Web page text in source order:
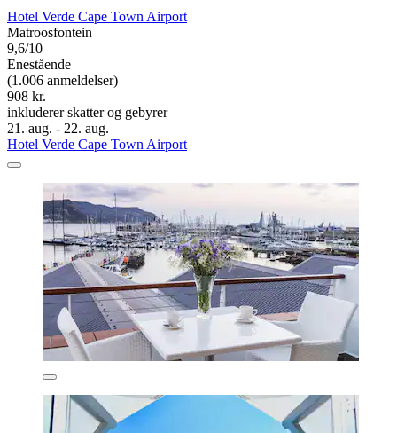
Hotel Verde Cape Town Airport
Matroosfontein
9,6/10
Enestående
(1.006 anmeldelser)
908 kr.
inkluderer skatter og gebyrer
21. aug. - 22. aug.
Hotel Verde Cape Town Airport